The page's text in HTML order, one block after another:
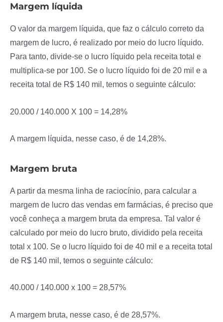
Margem líquida
O valor da margem líquida, que faz o cálculo correto da
margem de lucro, é realizado por meio do lucro líquido.
Para tanto, divide-se o lucro líquido pela receita total e
multiplica-se por 100. Se o lucro líquido foi de 20 mil e a
receita total de R$ 140 mil, temos o seguinte cálculo:
20.000 / 140.000 X 100 = 14,28%
A margem líquida, nesse caso, é de 14,28%.
Margem bruta
A partir da mesma linha de raciocínio, para calcular a
margem de lucro das vendas em farmácias, é preciso que
você conheça a margem bruta da empresa. Tal valor é
calculado por meio do lucro bruto, dividido pela receita
total x 100. Se o lucro líquido foi de 40 mil e a receita total
de R$ 140 mil, temos o seguinte cálculo:
40.000 / 140.000 x 100 = 28,57%
A margem bruta, nesse caso, é de 28,57%.